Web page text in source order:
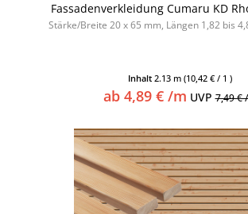
Fassadenverkleidung Cumaru KD
Stärke/Breite 20 x 65 mm, Längen 1,82 bis
Inhalt 2.13 m (10,42 € / 1 )
ab 4,89 € /m UVP7,49 €